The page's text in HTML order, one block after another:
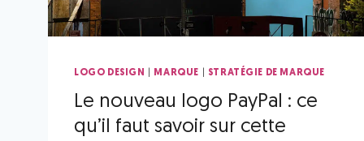
LOGO DESIGN | MARQUE | STRATÉGIE DE MARQUE
Le nouveau logo PayPal : ce
qu’il faut savoir sur cette